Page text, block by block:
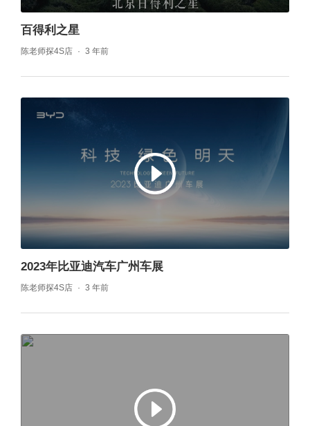
百得利之星
陈老师探4S店 3 年前
2023年比亚迪汽车广州车展
陈老师探4S店 3 年前